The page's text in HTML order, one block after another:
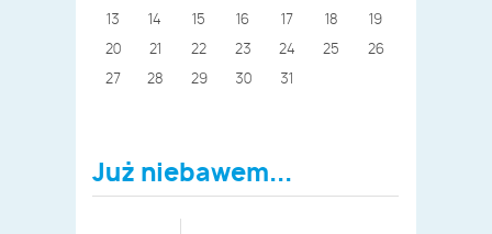
13 14 15 16 17 18 19
20 21 22 23 24 25 26
27 28 29 30 31
Już niebawem...